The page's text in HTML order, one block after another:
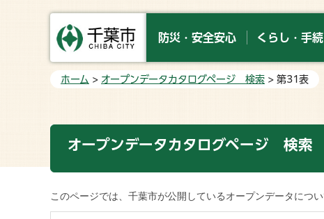
防災・安全安心 くらし・手
ホーム > オープンデータカタログページ 検索 > 第31表
オープンデータカタログページ 検索
このページでは、千葉市が公開しているオープンデータにつ